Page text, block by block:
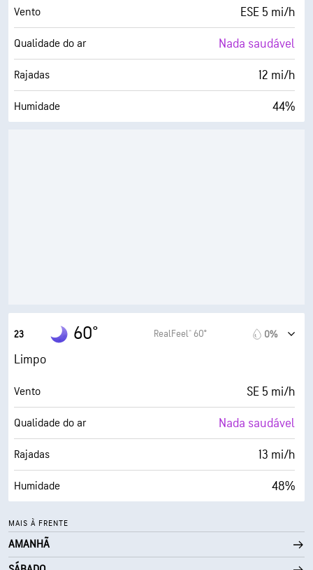
Cobertura de nuvens 0%
Visibilidade 9 milhas
Teto de nuvens 30000 pés
Vento ESE 5 mi/h
Qualidade do ar Nada saudável
Rajadas 12 mi/h
Humidade 44%
23 60° RealFeel® 60° 0%
Limpo
Vento SE 5 mi/h
Qualidade do ar Nada saudável
Rajadas 13 mi/h
Humidade 48%
Ponto de orvalho
AccuLumen Brightness Index™ 0 (Escuro)
MAIS À FRENTE
AMANHÃ